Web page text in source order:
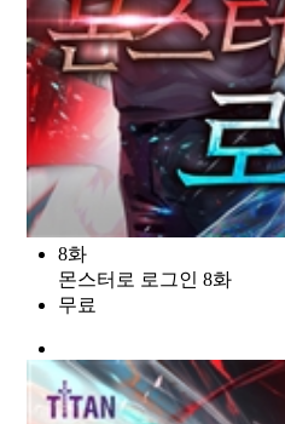
8화
몬스터로 로그인 8화
무료